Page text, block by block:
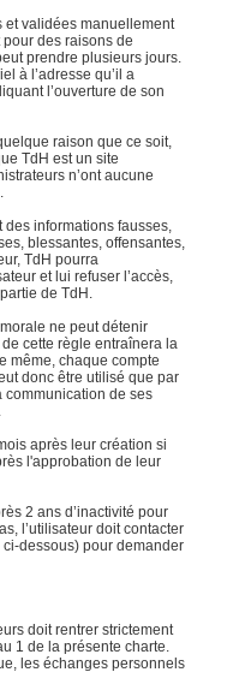
et validées manuellement
des raisons de
prendre plusieurs jours.
à l’adresse qu’il a
l’ouverture de son
raison que ce soit,
TdH est un site
n’ont aucune
des informations fausses,
blessantes, offensantes,
TdH pourra
et lui refuser l’accès,
de TdH.
ne peut détenir
cette règle entraînera la
même, chaque compte
donc être utilisé que par
communication de ses
après leur création si
l'approbation de leur
2 ans d’inactivité pour
l’utilisateur doit contacter
dessous) pour demander
doit rentrer strictement
1 de la présente charte.
les échanges personnels